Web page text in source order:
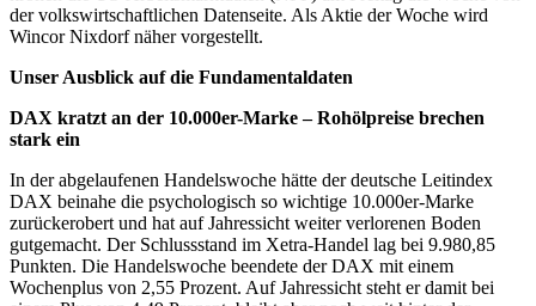
der volkswirtschaftlichen Datenseite. Als Aktie der Woche wird
Wincor Nixdorf näher vorgestellt.
Unser Ausblick auf die Fundamentaldaten
DAX kratzt an der 10.000er-Marke – Rohölpreise brechen
stark ein
In der abgelaufenen Handelswoche hätte der deutsche Leitindex
DAX beinahe die psychologisch so wichtige 10.000er-Marke
zurückerobert und hat auf Jahressicht weiter verlorenen Boden
gutgemacht. Der Schlussstand im Xetra-Handel lag bei 9.980,85
Punkten. Die Handelswoche beendete der DAX mit einem
Wochenplus von 2,55 Prozent. Auf Jahressicht steht er damit bei